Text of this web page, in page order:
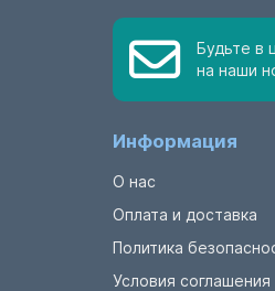
Будьте в
на наши
Информация
О нас
Оплата и доставка
Политика
Условия соглашения